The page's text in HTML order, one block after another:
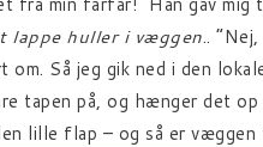
lappe huller i væggen..
om. Så jeg gik ned i den
tapen på, og hænger det
lille flap – og så er væggen